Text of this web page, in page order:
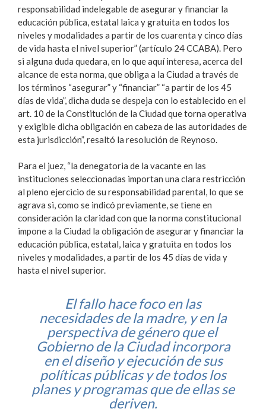
responsabilidad indelegable de asegurar y financiar la
educación pública, estatal laica y gratuita en todos los
niveles y modalidades a partir de los cuarenta y cinco días
de vida hasta el nivel superior” (artículo 24 CCABA). Pero
si alguna duda quedara, en lo que aquí interesa, acerca del
alcance de esta norma, que obliga a la Ciudad a través de
los términos “asegurar” y “financiar” “a partir de los 45
días de vida”, dicha duda se despeja con lo establecido en el
art. 10 de la Constitución de la Ciudad que torna operativa
y exigible dicha obligación en cabeza de las autoridades de
esta jurisdicción”, resaltó la resolución de Reynoso.
Para el juez, “la denegatoria de la vacante en las
instituciones seleccionadas importan una clara restricción
al pleno ejercicio de su responsabilidad parental, lo que se
agrava si, como se indicó previamente, se tiene en
consideración la claridad con que la norma constitucional
impone a la Ciudad la obligación de asegurar y financiar la
educación pública, estatal, laica y gratuita en todos los
niveles y modalidades, a partir de los 45 días de vida y
hasta el nivel superior.
El fallo hace foco en las
necesidades de la madre, y en la
perspectiva de género que el
Gobierno de la Ciudad incorpora
en el diseño y ejecución de sus
políticas públicas y de todos los
planes y programas que de ellas se
deriven.